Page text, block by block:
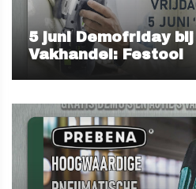
5 juni Demofriday
Vakhandel: Festool